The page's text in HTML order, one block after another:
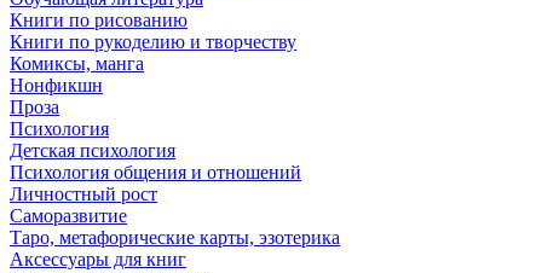
Книги по рисованию
Книги по рукоделию и творчеству
Комиксы, манга
Нонфикшн
Проза
Психология
Детская психология
Психология общения и отношений
Личностный рост
Саморазвитие
Таро, метафорические карты, эзотерика
Аксессуары для книг